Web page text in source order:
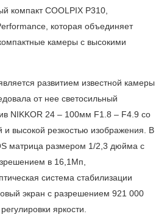
компакт COOLPIX P310,
которая объединяет
камеры с высокими
развитием известной камеры
от нее светосильный
NIKKOR 24 – 100мм F1.8 – F4.9 со
высокой резкостью изображения. В
матрица размером 1/2,3 дюйма с
в 16,1Мп,
система стабилизации
экран с разрешением 921 000
яркости.